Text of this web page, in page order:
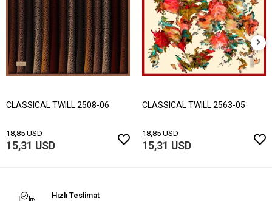
CLASSICAL TWILL 2508-06
18,85 USD
15,31 USD
CLASSICAL TWILL 2563-05
18,85 USD
15,31 USD
Hızlı Teslimat